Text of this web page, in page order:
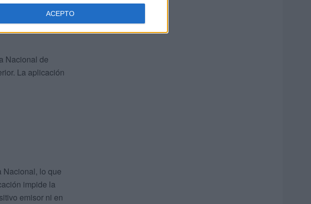
ACEPTO
de
del DNI
Nacional de
La aplicación
Nacional, lo que
impide la
emisor ni en